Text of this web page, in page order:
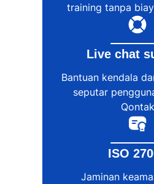
training tanpa
Live chat
Bantuan kendala
seputar
Qontak
ISO
Jaminan